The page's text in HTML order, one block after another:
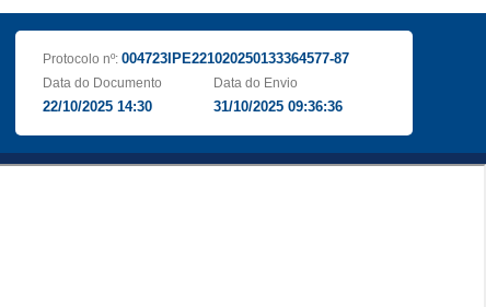
Protocolo nº: 004723IPE221020250133364577-87
Data do Documento
22/10/2025 14:30
Data do Envio
31/10/2025 09:36:36